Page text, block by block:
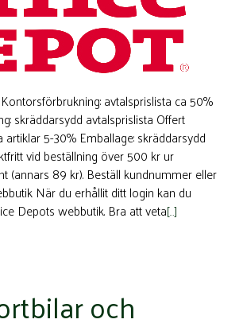
avtalsprislista ca 50%
skräddarsydd avtalsprislista Offert
5-30% Emballage: skräddarsydd
vid beställning över 500 kr ur
(annars 89 kr). Beställ kundnummer eller
När du erhållit ditt login kan du
Depots webbutik. Bra att veta[…]
och